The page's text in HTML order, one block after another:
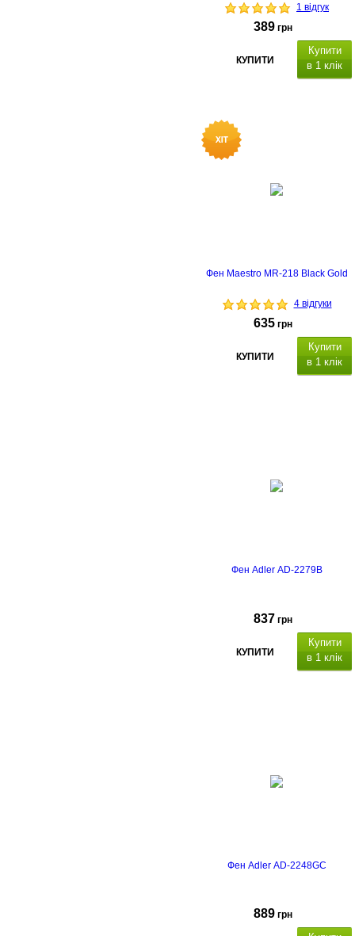
1 відгук
389 грн
КУПИТИ
Купити
в 1 клік
Фен Maestro MR-218 Black Gold
4 відгуки
635 грн
КУПИТИ
Купити
в 1 клік
моментом). Гарантійний термін
Фен Adler AD-2279B
837 грн
КУПИТИ
Купити
в 1 клік
Фен Adler AD-2248GC
889 грн